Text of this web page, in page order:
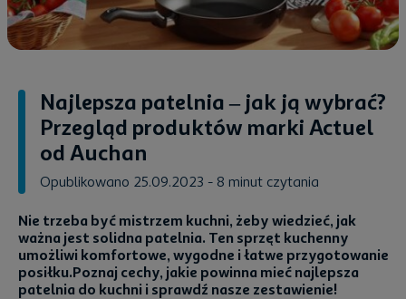
Najlepsza patelnia – jak ją wybrać?
Przegląd produktów marki Actuel
od Auchan
Opublikowano 25.09.2023 - 8 minut czytania
Nie trzeba być mistrzem kuchni, żeby wiedzieć, jak
ważna jest solidna patelnia. Ten sprzęt kuchenny
umożliwi komfortowe, wygodne i łatwe przygotowanie
posiłku.Poznaj cechy, jakie powinna mieć najlepsza
patelnia do kuchni i sprawdź nasze zestawienie!